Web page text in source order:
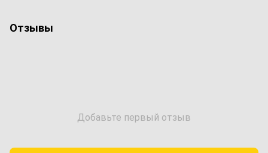
Отзывы
Добавьте первый отзыв